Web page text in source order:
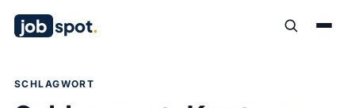
job spot.
SCHLAGWORT